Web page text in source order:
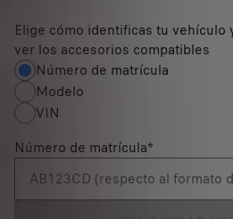
Elige cómo identificas tu vehículo
ver los accesorios compatibles
Número de matrícula
Modelo
VIN
Número de matrícula*